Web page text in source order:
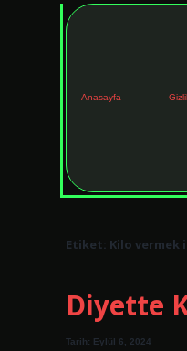
Anasayfa
Etiket: Kilo vermek
Diyette
Tarih: Eylül 6, 2024